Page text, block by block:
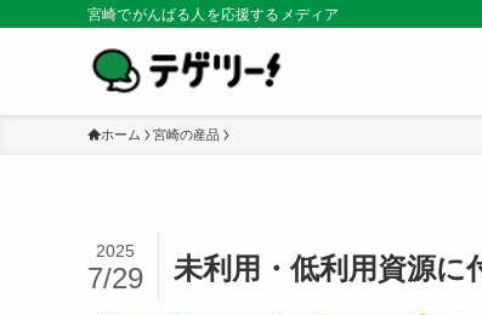
宮崎でがんばる人を応援するメディア
ホーム 宮崎の産品
未利用・低利用資源に
2025
7/29